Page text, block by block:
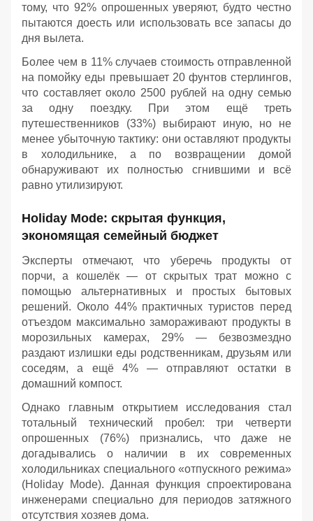
тому, что 92% опрошенных уверяют, будто честно
пытаются доесть или использовать все запасы до
дня вылета.
Более чем в 11% случаев стоимость отправленной
на помойку еды превышает 20 фунтов стерлингов,
что составляет около 2500 рублей на одну семью
за одну поездку. При этом ещё треть
путешественников (33%) выбирают иную, но не
менее убыточную тактику: они оставляют продукты
в холодильнике, а по возвращении домой
обнаруживают их полностью сгнившими и всё
равно утилизируют.
Holiday Mode: скрытая функция,
экономящая семейный бюджет
Эксперты отмечают, что уберечь продукты от
порчи, а кошелёк — от скрытых трат можно с
помощью альтернативных и простых бытовых
решений. Около 44% практичных туристов перед
отъездом максимально замораживают продукты в
морозильных камерах, 29% — безвозмездно
раздают излишки еды родственникам, друзьям или
соседям, а ещё 4% — отправляют остатки в
домашний компост.
Однако главным открытием исследования стал
тотальный технический пробел: три четверти
опрошенных (76%) признались, что даже не
догадывались о наличии в их современных
холодильниках специального «отпускного режима»
(Holiday Mode). Данная функция спроектирована
инженерами специально для периодов затяжного
отсутствия хозяев дома.